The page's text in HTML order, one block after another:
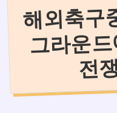
해외축구
그라운
전